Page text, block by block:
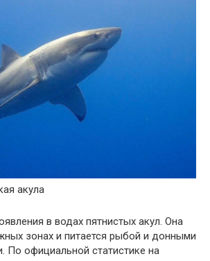
акула
в водах пятнистых акул. Она
зонах и питается рыбой и донными
По официальной статистике на